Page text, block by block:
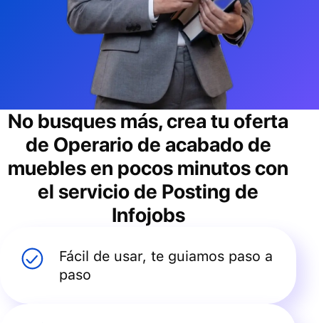
No busques más, crea tu oferta
de Operario de acabado de
mueblesen pocos minutos con
el servicio de Posting de
Infojobs
Fácil de usar, te guiamos paso a
paso